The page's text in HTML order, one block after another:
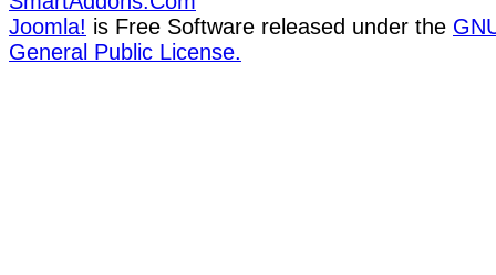
Joomla! is Free Software released under the
General Public License.